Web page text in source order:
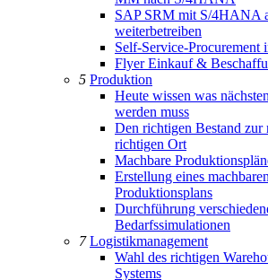
SAP SRM mit S/4HANA
weiterbetreiben
Self-Service-
Flyer Einkauf &
5 Produktion
Heute wissen was
werden muss
Den richtigen Bestand zur
richtigen Ort
Machbare
Erstellung eines
Produktionsplans
Durchführung
Bedarfssimulationen
7Logistikmanagement
Wahl des richtigen
Systems